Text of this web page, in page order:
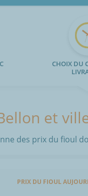
CHOIX DU
et
des prix du fioul
PRIX DU FIOUL